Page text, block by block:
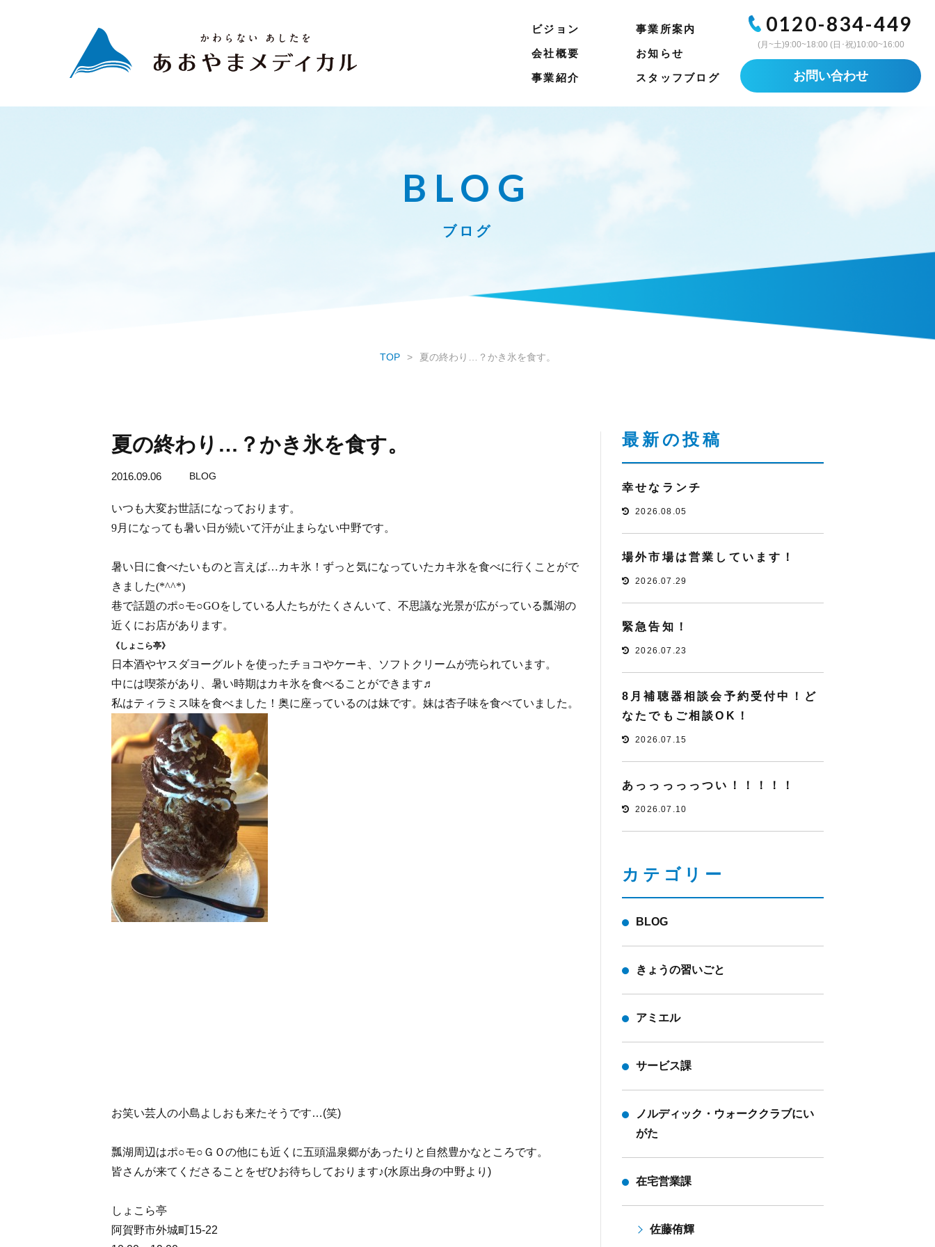
ビジョン 事業所案内
会社概要 お知らせ
事業紹介 スタッフブログ
0120-834-449
(月~土)9:00~18:00 (日･祝)10:00~16:00
お問い合わせ
BLOG
ブログ
TOP 夏の終わり…？かき氷を食す。
夏の終わり…？かき氷を食す。
2016.09.06 BLOG
いつも大変お世話になっております。
9月になっても暑い日が続いて汗が止まらない中野です。
暑い日に食べたいものと言えば…カキ氷！ずっと気になっていたカキ氷を食べに行くことがで
きました(*^^*)
巷で話題のポ○モ○GOをしている人たちがたくさんいて、不思議な光景が広がっている瓢湖の
近くにお店があります。
《しょこら亭》
日本酒やヤスダヨーグルトを使ったチョコやケーキ、ソフトクリームが売られています。
中には喫茶があり、暑い時期はカキ氷を食べることができます♬
私はティラミス味を食べました！奥に座っているのは妹です。妹は杏子味を食べていました。
お笑い芸人の小島よしおも来たそうです…(笑)
瓢湖周辺はポ○モ○ＧＯの他にも近くに五頭温泉郷があったりと自然豊かなところです。
皆さんが来てくださることをぜひお待ちしております♪(水原出身の中野より)
しょこら亭
阿賀野市外城町15-22
最新の投稿
幸せなランチ
2026.08.05
場外市場は営業しています！
2026.07.29
緊急告知！
2026.07.23
8月補聴器相談会予約受付中！ど
なたでもご相談OK！
2026.07.15
あっっっっっつい！！！！！
2026.07.10
カテゴリー
BLOG
きょうの習いごと
アミエル
サービス課
ノルディック・ウォーククラブにい
がた
在宅営業課
佐藤侑輝